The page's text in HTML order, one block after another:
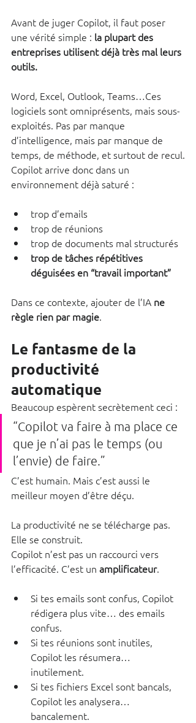
Avant de juger Copilot, il faut poser
une vérité simple : la plupart des
entreprises utilisent déjà très mal leurs
outils.
Word, Excel, Outlook, Teams…Ces
logiciels sont omniprésents, mais sous-
exploités. Pas par manque
d’intelligence, mais par manque de
temps, de méthode, et surtout de recul.
Copilot arrive donc dans un
environnement déjà saturé :
trop d’emails
trop de réunions
trop de documents mal structurés
trop de tâches répétitives
déguisées en “travail important”
Dans ce contexte, ajouter de l’IA ne
règle rien par magie.
Le fantasme de la
productivité
automatique
Beaucoup espèrent secrètement ceci :
“Copilot va faire à ma place ce
que je n’ai pas le temps (ou
l’envie) de faire.”
C’est humain. Mais c’est aussi le
meilleur moyen d’être déçu.
La productivité ne se télécharge pas.
Elle se construit.
Copilot n’est pas un raccourci vers
l’efficacité. C’est un amplificateur.
Si tes emails sont confus, Copilot
rédigera plus vite… des emails
confus.
Si tes réunions sont inutiles,
Copilot les résumera…
inutilement.
Si tes fichiers Excel sont bancals,
Copilot les analysera…
bancalement.